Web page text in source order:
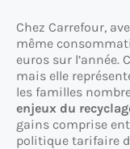
Chez Carrefour,
même
euros sur l’année.
mais elle
les familles
enjeux du
gains comprise
politique tarifaire